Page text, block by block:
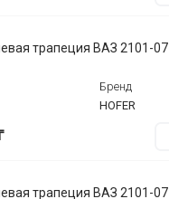
трапеция ВАЗ 2101-07
Бренд
HOFER
трапеция ВАЗ 2101-07